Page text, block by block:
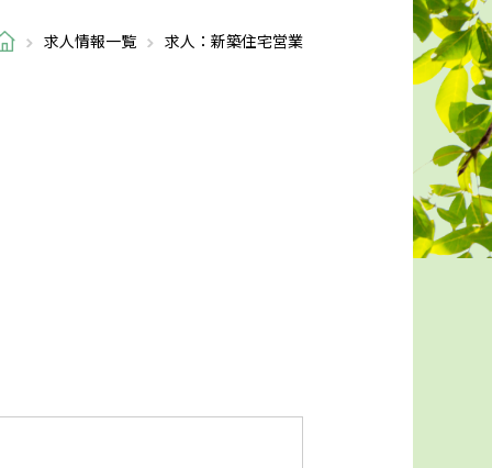
求人情報一覧 求人：新築住宅営業